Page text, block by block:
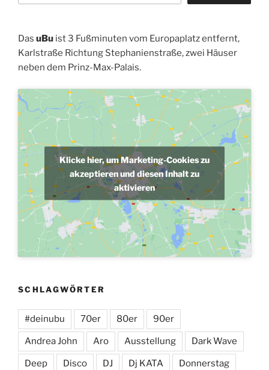
Das uBu ist 3 Fußminuten vom Europaplatz entfernt,
Karlstraße Richtung Stephanienstraße, zwei Häuser
neben dem Prinz-Max-Palais.
Klicke hier, um Marketing-Cookies zu
akzeptieren und diesen Inhalt zu
aktivieren
SCHLAGWÖRTER
#deinubu 70er 80er 90er
Andrea John Aro Ausstellung Dark Wave
Deep Disco DJ Dj KATA Donnerstag